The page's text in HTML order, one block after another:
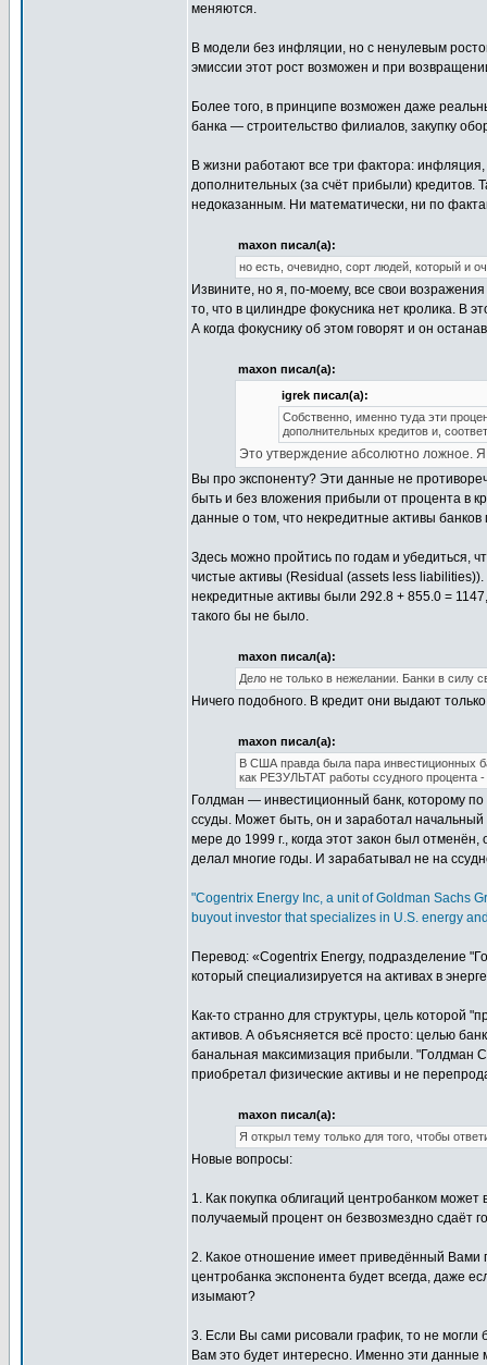
меняются.
В модели без инфляции, но с ненулевым
эмиссии этот рост возможен и при
Более того, в принципе возможен даже
банка — строительство филиалов, закупку
В жизни работают все три фактора:
дополнительных (за счёт прибыли) кредитов.
недоказанным. Ни математически, ни по
maxon писал(а):
но есть, очевидно, сорт людей, который и
Извините, но я, по-моему, все свои
то, что в цилиндре фокусника нет кролика. В
А когда фокуснику об этом говорят и он
maxon писал(а):
igrek писал(а):
Собственно, именно туда эти
дополнительных кредитов и,
Это утверждение абсолютно ложное.
Вы про экспоненту? Эти данные не
быть и без вложения прибыли от процента в
данные о том, что некредитные активы
Здесь можно пройтись по годам и убедиться,
чистые активы (Residual (assets less
некредитные активы были 292.8 + 855.0 =
такого бы не было.
maxon писал(а):
Дело не только в нежелании. Банки в силу
Ничего подобного. В кредит они выдают
maxon писал(а):
В США правда была пара инвестиционных
как РЕЗУЛЬТАТ работы ссудного процента
Голдман — инвестиционный банк, которому
ссуды. Может быть, он и заработал начальный
мере до 1999 г., когда этот закон был
делал многие годы. И зарабатывал не на
"Cogentrix Energy Inc, a unit of Goldman Sachs
buyout investor that specializes in U.S. energy
Перевод: «Cogentrix Energy, подразделение
который специализируется на активах в
Как-то странно для структуры, цель которой
активов. А объясняется всё просто: целью
банальная максимизация прибыли. "Голдман
приобретал физические активы и не
maxon писал(а):
Я открыл тему только для того, чтобы
Новые вопросы:
1. Как покупка облигаций центробанком
получаемый процент он безвозмездно сдаёт
2. Какое отношение имеет приведённый Вами
центробанка экспонента будет всегда, даже
изымают?
3. Если Вы сами рисовали график, то не
Вам это будет интересно. Именно эти данные